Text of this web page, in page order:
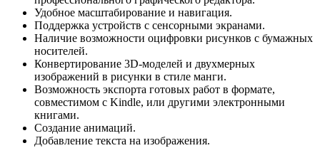
Удобное масштабирование и навигация.
Поддержка устройств с сенсорными экранами.
Наличие возможности оцифровки рисунков с бумажных
носителей.
Конвертирование 3D-моделей и двухмерных
изображений в рисунки в стиле манги.
Возможность экспорта готовых работ в формате,
совместимом с Kindle, или другими электронными
книгами.
Создание анимаций.
Добавление текста на изображения.